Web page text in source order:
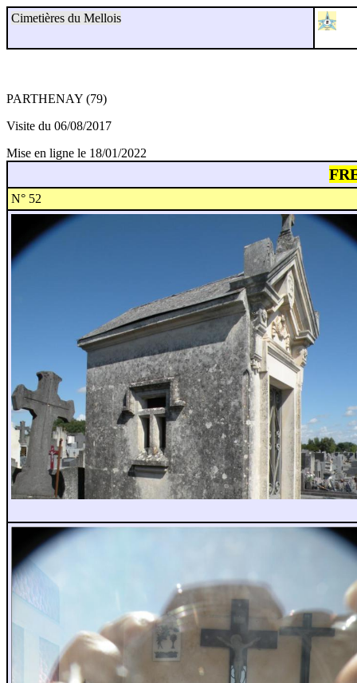
Cimetières du Mellois
PARTHENAY (79)
Visite du 06/08/2017
Mise en ligne le 18/01/2022
N° 52